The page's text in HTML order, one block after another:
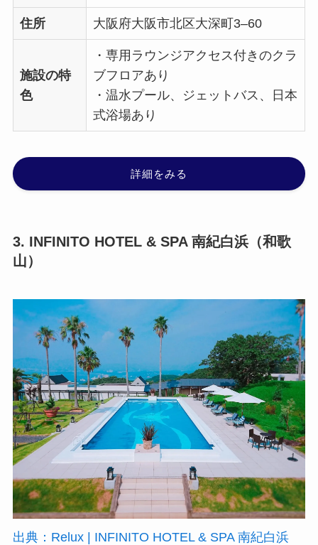
住所 大阪府大阪市北区大深町3–60
施設の特
色
・専用ラウンジアクセス付きのクラ
ブフロアあり
・温水プール、ジェットバス、日本
式浴場あり
詳細をみる
3. INFINITO HOTEL & SPA 南紀白浜（和歌
山）
出典：Relux | INFINITO HOTEL & SPA 南紀白浜